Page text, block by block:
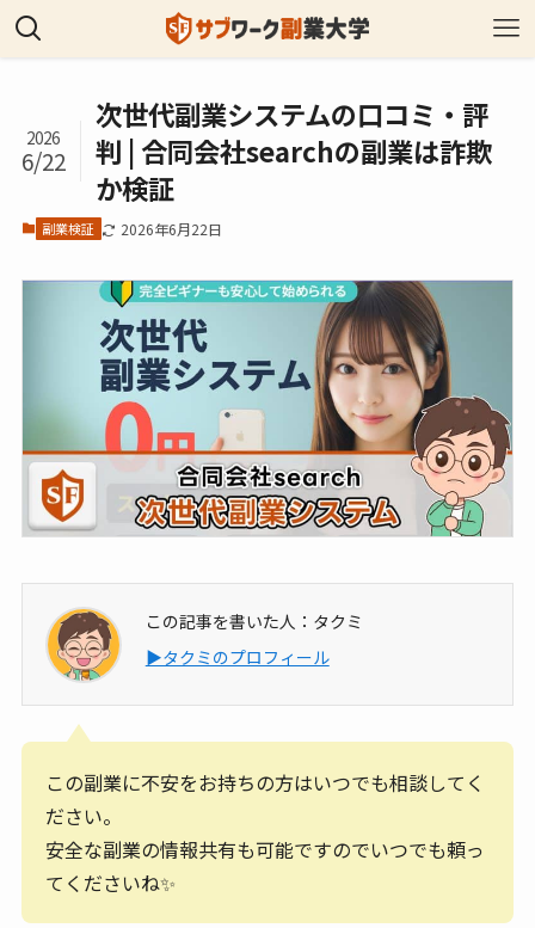
次世代副業システムの口コミ・評
判 | 合同会社searchの副業は詐欺
か検証
2026
6/22
副業検証 2026年6月22日
この記事を書いた人：タクミ
▶タクミのプロフィール
この副業に不安をお持ちの方はいつでも相談してく
ださい。
安全な副業の情報共有も可能ですのでいつでも頼っ
てくださいね✨